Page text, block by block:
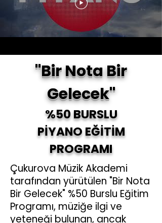
"Bir Nota Bir
Gelecek"
%50 BURSLU
PİYANO EĞİTİM
PROGRAMI
Çukurova Müzik Akademi
tarafından yürütülen "Bir Nota
Bir Gelecek" %50 Burslu Eğitim
Programı, müziğe ilgi ve
yeteneği bulunan, ancak